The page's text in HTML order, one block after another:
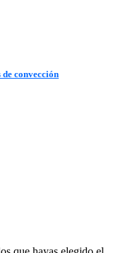
convección